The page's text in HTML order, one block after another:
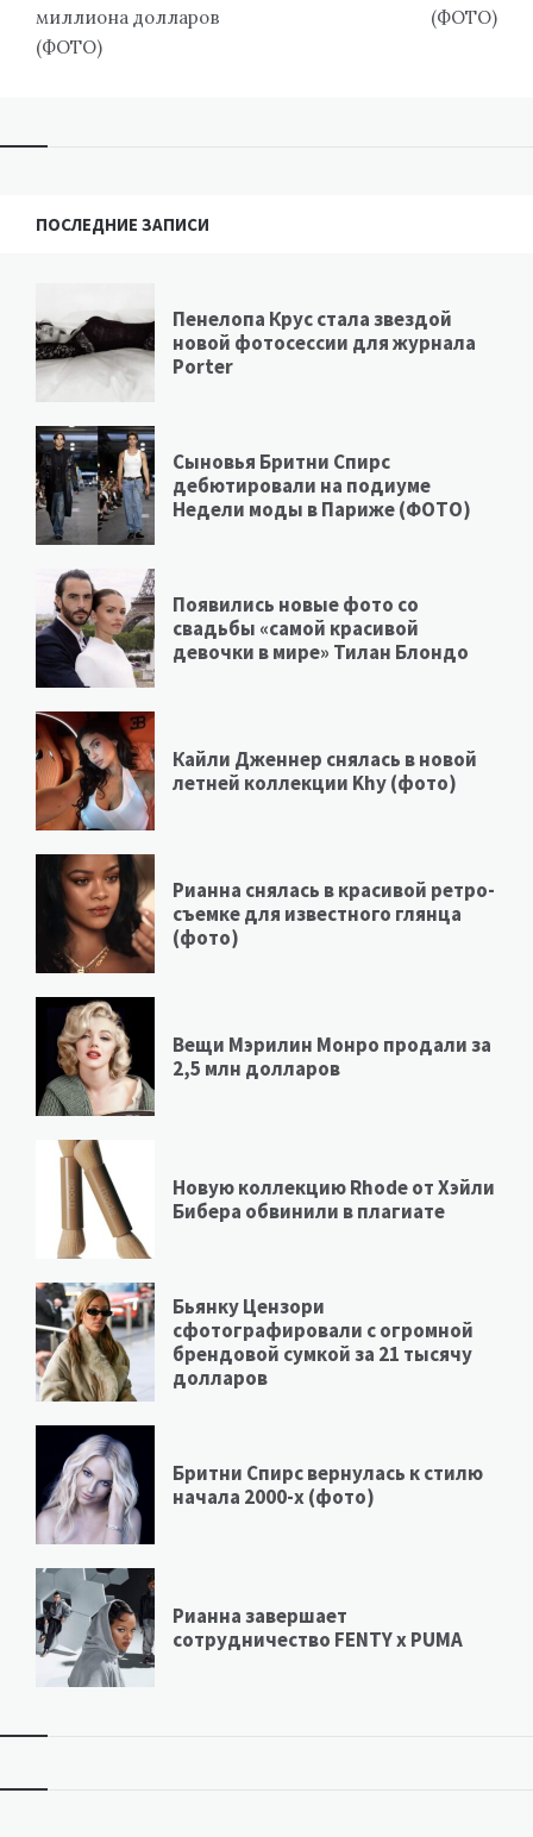
миллиона долларов
(ФОТО)
(ФОТО)
ПОСЛЕДНИЕ ЗАПИСИ
Пенелопа Крус стала звездой
новой фотосессии для журнала
Porter
Сыновья Бритни Спирс
дебютировали на подиуме
Недели моды в Париже (ФОТО)
Появились новые фото со
свадьбы «самой красивой
девочки в мире» Тилан Блондо
Кайли Дженнер снялась в новой
летней коллекции Khy (фото)
Рианна снялась в красивой ретро-
съемке для известного глянца
(фото)
Вещи Мэрилин Монро продали за
2,5 млн долларов
Новую коллекцию Rhode от Хэйли
Бибера обвинили в плагиате
Бьянку Цензори
сфотографировали с огромной
брендовой сумкой за 21 тысячу
долларов
Бритни Спирс вернулась к стилю
начала 2000-х (фото)
Рианна завершает
сотрудничество FENTY х PUMA
Виджеты